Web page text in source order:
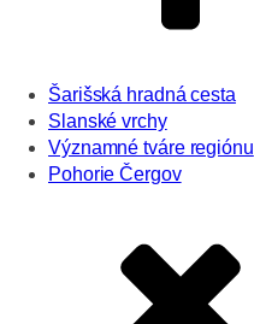
Šarišská hradná cesta
Slanské vrchy
Významné tváre regiónu
Pohorie Čergov